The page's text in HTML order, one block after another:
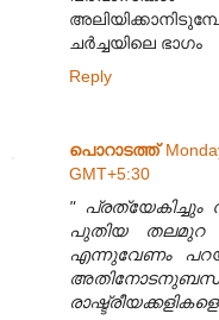
ചർച്ചയിലെ ഭാഗം
Reply
പൊറാടത്ത്
GMT+5:30
"
പുതിയ തലമുറ
എന്നുവേണം